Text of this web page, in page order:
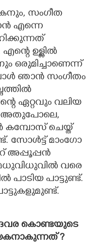
സംഗീത
എന്നെ
ഉള്ളിൽ
ഒരുമിച്ചാണെന്ന്
ഞാൻ സംഗീതം
ഏറ്റവും വലിയ
അതുപോലെ,
കമ്പോസ് ചെയ്ത്
സോൾട്ട് മാംഗോ
അപ്പൂപ്പൻ
വരെ
പാടിയ പാട്ടുണ്ട്.
കൊണ്ടയുടെ
?​